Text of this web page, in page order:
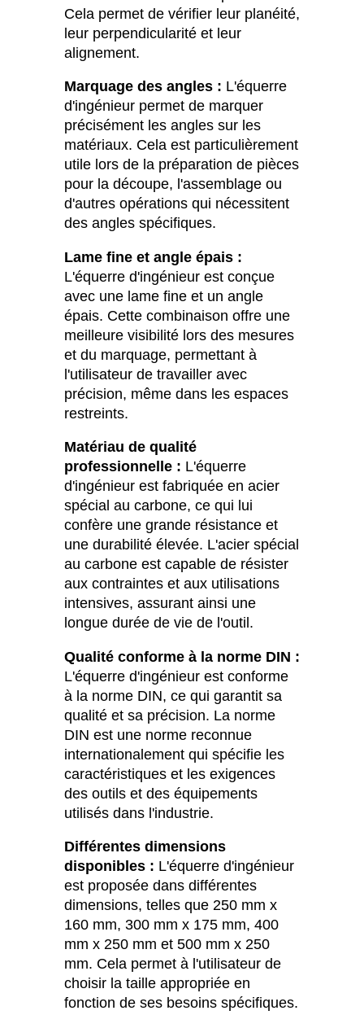
Cela permet de vérifier leur planéité,
leur perpendicularité et leur
alignement.
Marquage des angles : L'équerre
d'ingénieur permet de marquer
précisément les angles sur les
matériaux. Cela est particulièrement
utile lors de la préparation de pièces
pour la découpe, l'assemblage ou
d'autres opérations qui nécessitent
des angles spécifiques.
Lame fine et angle épais :
L'équerre d'ingénieur est conçue
avec une lame fine et un angle
épais. Cette combinaison offre une
meilleure visibilité lors des mesures
et du marquage, permettant à
l'utilisateur de travailler avec
précision, même dans les espaces
restreints.
Matériau de qualité
professionnelle : L'équerre
d'ingénieur est fabriquée en acier
spécial au carbone, ce qui lui
confère une grande résistance et
une durabilité élevée. L'acier spécial
au carbone est capable de résister
aux contraintes et aux utilisations
intensives, assurant ainsi une
longue durée de vie de l'outil.
Qualité conforme à la norme DIN :
L'équerre d'ingénieur est conforme
à la norme DIN, ce qui garantit sa
qualité et sa précision. La norme
DIN est une norme reconnue
internationalement qui spécifie les
caractéristiques et les exigences
des outils et des équipements
utilisés dans l'industrie.
Différentes dimensions
disponibles : L'équerre d'ingénieur
est proposée dans différentes
dimensions, telles que 250 mm x
160 mm, 300 mm x 175 mm, 400
mm x 250 mm et 500 mm x 250
mm. Cela permet à l'utilisateur de
choisir la taille appropriée en
fonction de ses besoins spécifiques.